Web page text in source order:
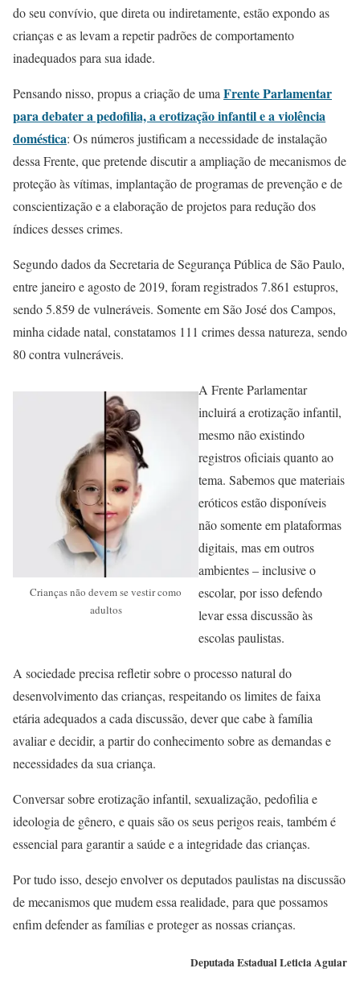
do seu convívio, que direta ou indiretamente, estão expondo as
crianças e as levam a repetir padrões de comportamento
inadequados para sua idade.
Pensando nisso, propus a criação de umaFrente Parlamentar
para debater a pedofilia, a erotização infantil e a violência
doméstica: Os números justificam a necessidade de instalação
dessa Frente, que pretende discutir a ampliação de mecanismos de
proteção às vítimas, implantação de programas de prevenção e de
conscientização e a elaboração de projetos para redução dos
índices desses crimes.
Segundo dados da Secretaria de Segurança Pública de São Paulo,
entre janeiro e agosto de 2019, foram registrados 7.861 estupros,
sendo 5.859 de vulneráveis. Somente em São José dos Campos,
minha cidade natal, constatamos 111 crimes dessa natureza, sendo
80 contra vulneráveis.
Crianças não devem se vestir como
adultos
A Frente Parlamentar
incluirá a erotização infantil,
mesmo não existindo
registros oficiais quanto ao
tema. Sabemos que materiais
eróticos estão disponíveis
não somente em plataformas
digitais, mas em outros
ambientes – inclusive o
escolar, por isso defendo
levar essa discussão às
escolas paulistas.
A sociedade precisa refletir sobre o processo natural do
desenvolvimento das crianças, respeitando os limites de faixa
etária adequados a cada discussão, dever que cabe à família
avaliar e decidir, a partir do conhecimento sobre as demandas e
necessidades da sua criança.
Conversar sobre erotização infantil, sexualização, pedofilia e
ideologia de gênero, e quais são os seus perigos reais, também é
essencial para garantir a saúde e a integridade das crianças.
Por tudo isso, desejo envolver os deputados paulistas na discussão
de mecanismos que mudem essa realidade, para que possamos
enfim defender as famílias e proteger as nossas crianças.
Deputada Estadual Leticia Aguiar